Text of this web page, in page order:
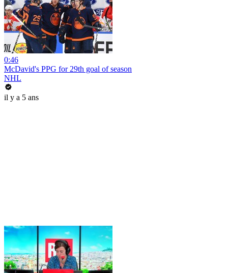
0:46
McDavid's PPG for 29th goal of season
NHL
il y a 5 ans